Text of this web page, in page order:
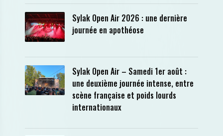
Sylak Open Air 2026 : une dernière
journée en apothéose
Sylak Open Air – Samedi 1er août :
une deuxième journée intense, entre
scène française et poids lourds
internationaux